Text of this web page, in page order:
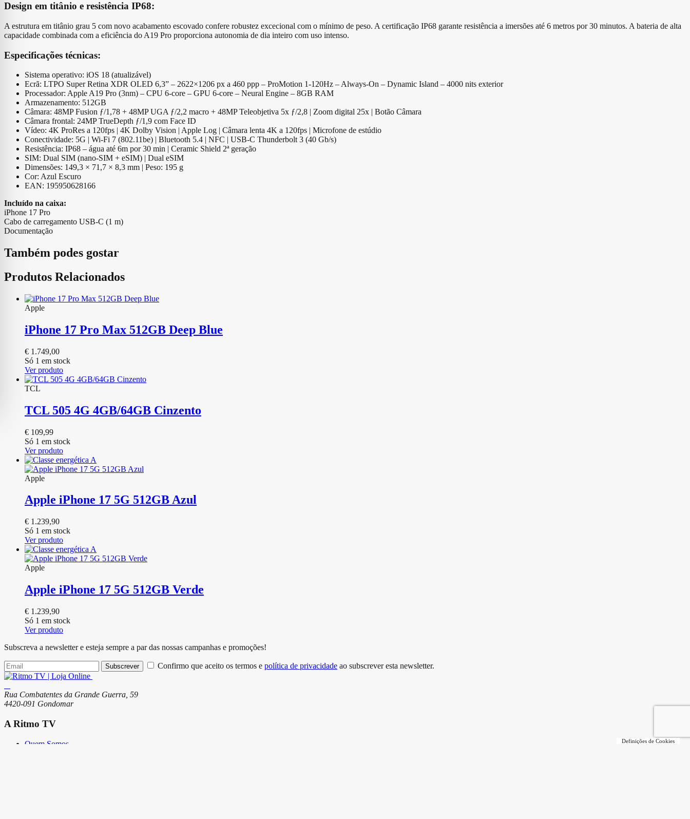
Design em titânio e resistência IP68:
A estrutura em titânio grau 5 com novo acabamento escovado confere robustez excecional com o mínimo de peso. A certificação IP68 garante resistência a imersões até 6 metros por 30 minutos. A bateria de alta
capacidade combinada com a eficiência do A19 Pro proporciona autonomia de dia inteiro com uso intenso.
Especificações técnicas:
Sistema operativo: iOS 18 (atualizável)
Ecrã: LTPO Super Retina XDR OLED 6,3” – 2622×1206 px a 460 ppp – ProMotion 1-120Hz – Always-On – Dynamic Island – 4000 nits exterior
Processador: Apple A19 Pro (3nm) – CPU 6-core – GPU 6-core – Neural Engine – 8GB RAM
Armazenamento: 512GB
Câmara: 48MP Fusion ƒ/1,78 + 48MP UGA ƒ/2,2 macro + 48MP Teleobjetiva 5x ƒ/2,8 | Zoom digital 25x | Botão Câmara
Câmara frontal: 24MP TrueDepth ƒ/1,9 com Face ID
Vídeo: 4K ProRes a 120fps | 4K Dolby Vision | Apple Log | Câmara lenta 4K a 120fps | Microfone de estúdio
Conectividade: 5G | Wi-Fi 7 (802.11be) | Bluetooth 5.4 | NFC | USB-C Thunderbolt 3 (40 Gb/s)
Resistência: IP68 – água até 6m por 30 min | Ceramic Shield 2ª geração
SIM: Dual SIM (nano-SIM + eSIM) | Dual eSIM
Dimensões: 149,3 × 71,7 × 8,3 mm | Peso: 195 g
Cor: Azul Escuro
EAN: 195950628166
Incluído na caixa:
iPhone 17 Pro
Cabo de carregamento USB-C (1 m)
Documentação
Também podes gostar
Produtos Relacionados
Apple
iPhone 17 Pro Max 512GB Deep Blue
€ 1.749,00
Só 1 em stock
Ver produto
TCL
TCL 505 4G 4GB/64GB Cinzento
€ 109,99
Só 1 em stock
Ver produto
Apple
Apple iPhone 17 5G 512GB Azul
€ 1.239,90
Só 1 em stock
Ver produto
Apple
Apple iPhone 17 5G 512GB Verde
€ 1.239,90
Só 1 em stock
Ver produto
Subscreva a newsletter e esteja sempre a par das nossas campanhas e promoções!
Subscrever Confirmo que aceito os termos e política de privacidade ao subscrever esta newsletter.
Rua Combatentes da Grande Guerra, 59
4420-091 Gondomar
A Ritmo TV
Quem Somos
Definições de Cookies